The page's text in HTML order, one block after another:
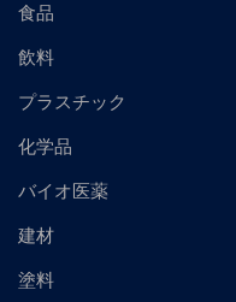
食品
飲料
プラスチック
化学品
バイオ医薬
建材
塗料